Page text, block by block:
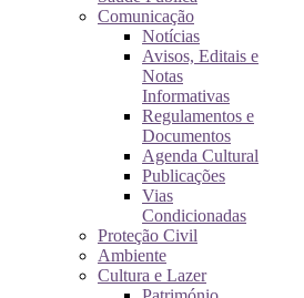
Comunicação
Notícias
Avisos, Editais e
Notas
Informativas
Regulamentos e
Documentos
Agenda Cultural
Publicações
Vias
Condicionadas
Proteção Civil
Ambiente
Cultura e Lazer